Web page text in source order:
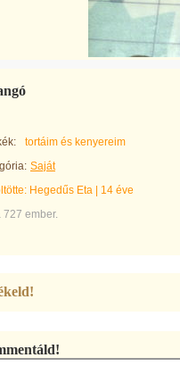
tortáim és kenyereim
Saját
Hegedűs Eta
14 éve
727 ember.